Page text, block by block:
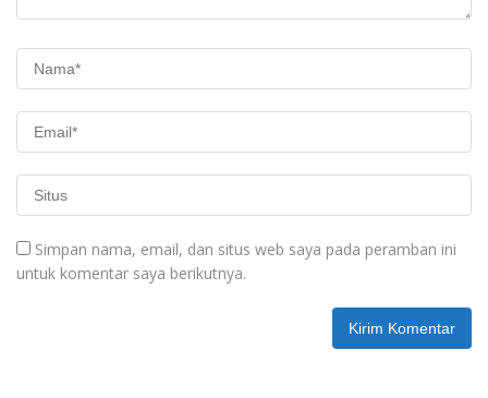
Simpan nama, email, dan situs web saya pada peramban ini
untuk komentar saya berikutnya.